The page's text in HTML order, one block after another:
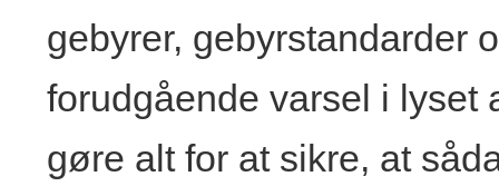
gebyrer, gebyrstandarder
forudgående varsel i
gøre alt for at sikre, at